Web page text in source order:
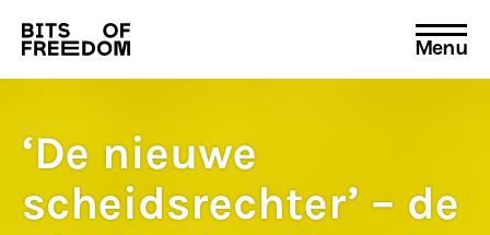
Search
for:
Menu
‘De nieuwe
scheidsrechter’ – de